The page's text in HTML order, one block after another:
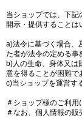
当ショップでは、下
開示・提供することは
a)法令に基づく場合、
た者が法令の定める事
b)人の生命、身体又は
意を得ることが困難で
c)当ショップを運営す
＃ショップ様のご利
＃なお、個人情報の販